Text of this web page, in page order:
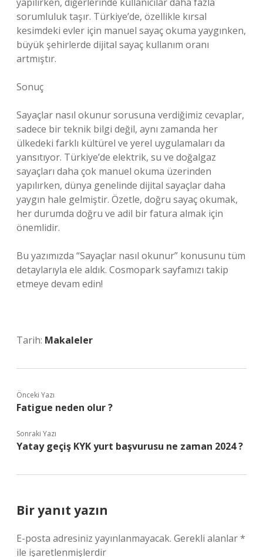
sorumluluk taşır. Türkiye’de, özellikle kırsal
kesimdeki evler için manuel sayaç okuma yaygınken,
büyük şehirlerde dijital sayaç kullanım oranı
artmıştır.
Sonuç
Sayaçlar nasıl okunur sorusuna verdiğimiz cevaplar,
sadece bir teknik bilgi değil, aynı zamanda her
ülkedeki farklı kültürel ve yerel uygulamaları da
yansıtıyor. Türkiye’de elektrik, su ve doğalgaz
sayaçları daha çok manuel okuma üzerinden
yapılırken, dünya genelinde dijital sayaçlar daha
yaygın hale gelmiştir. Özetle, doğru sayaç okumak,
her durumda doğru ve adil bir fatura almak için
önemlidir.
Bu yazımızda “Sayaçlar nasıl okunur” konusunu tüm
detaylarıyla ele aldık. Cosmopark sayfamızı takip
etmeye devam edin!
Tarih: Makaleler
Önceki Yazı
Fatigue neden olur ?
Sonraki Yazı
Yatay geçiş KYK yurt başvurusu ne zaman 2024 ?
Bir yanıt yazın
E-posta adresiniz yayınlanmayacak. Gerekli alanlar*
ile işaretlenmişlerdir